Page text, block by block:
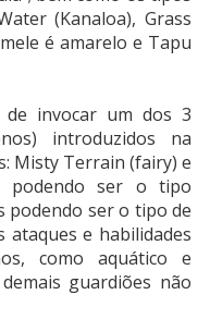
(Kanaloa), Grass
é amarelo e Tapu
invocar um dos 3
introduzidos na
Misty Terrain (fairy) e
podendo ser o tipo
podendo ser o tipo de
ataques e habilidades
como aquático e
guardiões não